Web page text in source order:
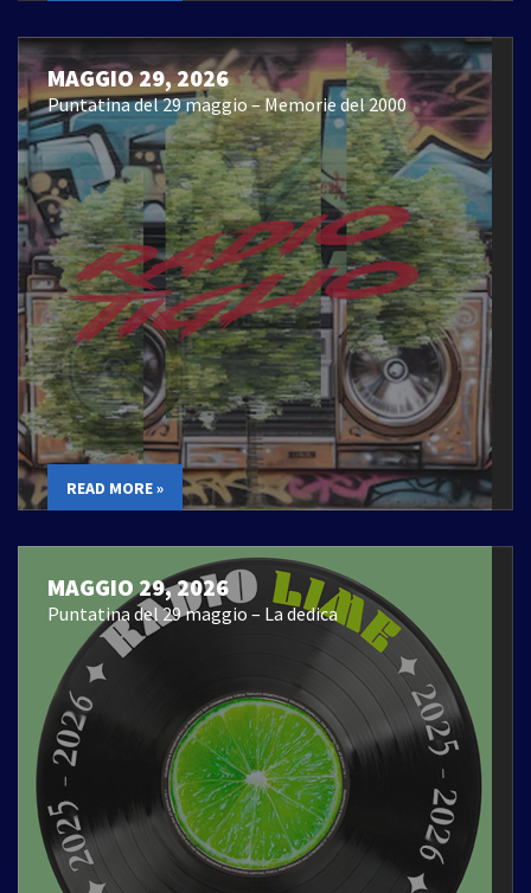
MAGGIO 29, 2026
Puntatina del 29 maggio – Memorie del 2000
READ MORE »
MAGGIO 29, 2026
Puntatina del 29 maggio – La dedica